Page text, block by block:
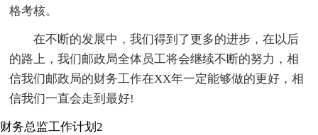
格考核。
在不断的发展中，我们得到了更多的进步，在以后
的路上，我们邮政局全体员工将会继续不断的努力，相
信我们邮政局的财务工作在XX年一定能够做的更好，相
信我们一直会走到最好!
财务总监工作计划2